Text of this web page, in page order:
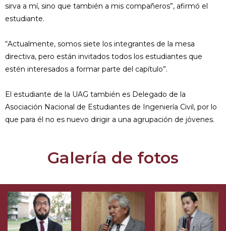
sirva a mí, sino que también a mis compañeros”, afirmó el
estudiante.
“Actualmente, somos siete los integrantes de la mesa
directiva, pero están invitados todos los estudiantes que
estén interesados a formar parte del capítulo”.
El estudiante de la UAG también es Delegado de la
Asociación Nacional de Estudiantes de Ingeniería Civil, por lo
que para él no es nuevo dirigir a una agrupación de jóvenes.
Galería de fotos